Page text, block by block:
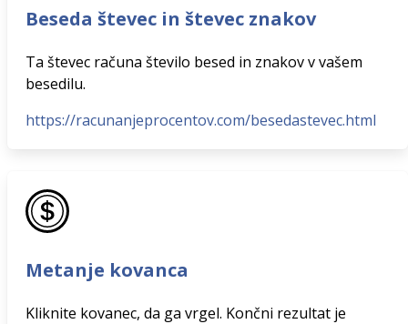
Beseda števec in števec znakov
Ta števec računa število besed in znakov v vašem
besedilu.
https://racunanjeprocentov.com/besedastevec.html
Metanje kovanca
Kliknite kovanec, da ga vrgel. Končni rezultat je